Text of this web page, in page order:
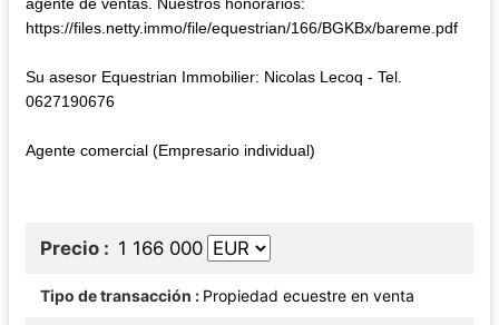
https://files.netty.immo/file/equestrian/166/BGKBx/bareme.pdf
Su asesor Equestrian Immobilier: Nicolas Lecoq - Tel.
0627190676
Agente comercial (Empresario individual)
Precio 1 166 000
Tipo de transacción Propiedad ecuestre en venta